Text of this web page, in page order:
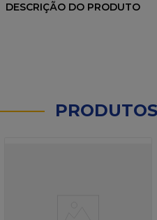
DESCRIÇÃO DO PRODUTO